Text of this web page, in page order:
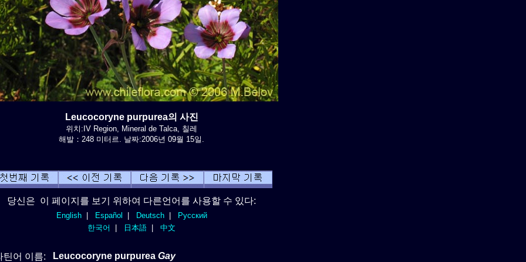
Leucocoryne purpurea의 사진
위치:IV Region, Mineral de Talca, 칠레
해발：248 미터르. 날짜:2006년 09월 15일.
당신은 이 페이지를 보기 위하여 다른언어를 사용할 수 있다:
English| Español Deutsch|
Русский
한국어
日本語 中文
틴어 이름: Leucocoryne purpurea Gay